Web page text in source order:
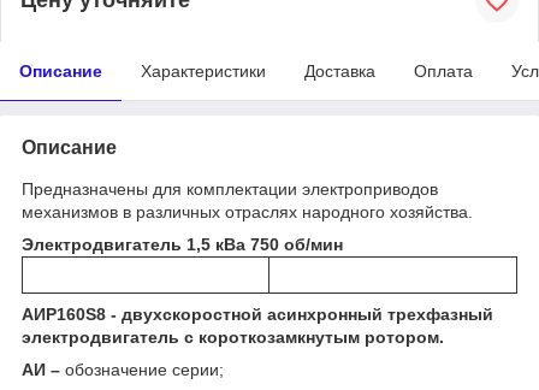
Описание Характеристики Доставка Оплата
Описание
Предназначены для комплектации электроприводов
механизмов в различных отраслях народного хозяйства.
Электродвигатель 1,5 кВа 750 об/мин
АИР160S8 - двухскоростной асинхронный трехфазный
электродвигатель с короткозамкнутым ротором.
АИ – обозначение серии;